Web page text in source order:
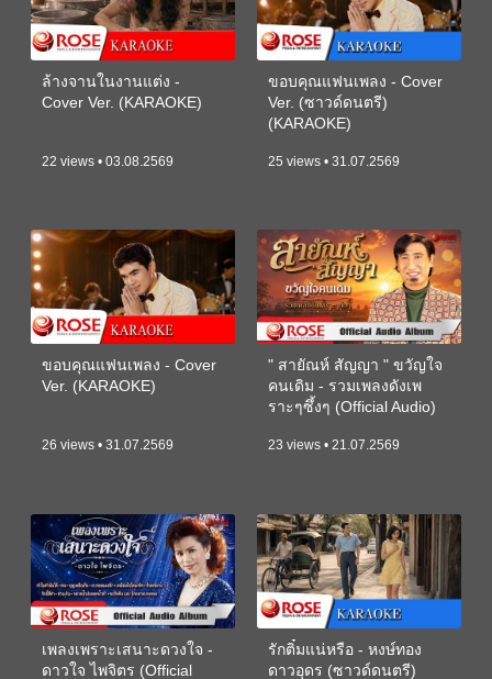
ล้างจานในงานแต่ง -
Cover Ver. (KARAOKE)
22 views • 03.08.2569
ขอบคุณแฟนเพลง - Cover
Ver. (ซาวด์ดนตรี)
(KARAOKE)
25 views • 31.07.2569
ขอบคุณแฟนเพลง - Cover
Ver. (KARAOKE)
26 views • 31.07.2569
" สายัณห์ สัญญา " ขวัญใจ
คนเดิม - รวมเพลงดังเพ
ราะๆซึ้งๆ (Official Audio)
23 views • 21.07.2569
เพลงเพราะเสนาะดวงใจ -
ดาวใจ ไพจิตร (Official
รักติ๋มแน่หรือ - หงษ์ทอง
ดาวอุดร (ซาวด์ดนตรี)